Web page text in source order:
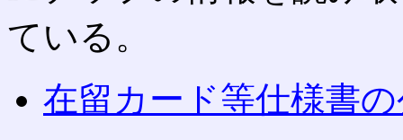
ている。
在留カード等仕様書